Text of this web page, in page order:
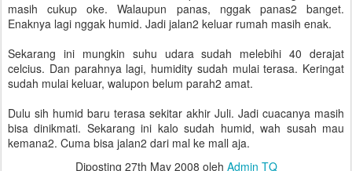
masih cukup oke. Walaupun panas, nggak panas2 banget.
Enaknya lagi nggak humid. Jadi jalan2 keluar rumah masih enak.
Sekarang ini mungkin suhu udara sudah melebihi 40 derajat
celcius. Dan parahnya lagi, humidity sudah mulai terasa. Keringat
sudah mulai keluar, walupon belum parah2 amat.
Dulu sih humid baru terasa sekitar akhir Juli. Jadi cuacanya masih
bisa dinikmati. Sekarang ini kalo sudah humid, wah susah mau
kemana2. Cuma bisa jalan2 dari mal ke mall aja.
Diposting 27th May 2008 oleh Admin TQ